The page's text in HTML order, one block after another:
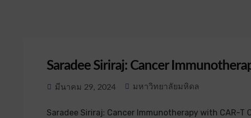
Saradee Siriraj: Cancer
มีนาคม 29, 2024 มหาวิทยาลัยมหิดล
Saradee Siriraj: Cancer Immunotherapy with CAR-